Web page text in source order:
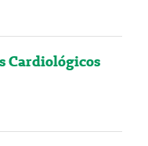
Cardiológicos